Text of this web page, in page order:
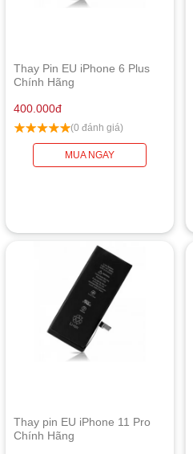
Thay Pin EU iPhone 6 Plus
Chính Hãng
400.000đ
(0 đánh giá)
MUA NGAY
Thay pin EU iPhone 11 Pro
Chính Hãng